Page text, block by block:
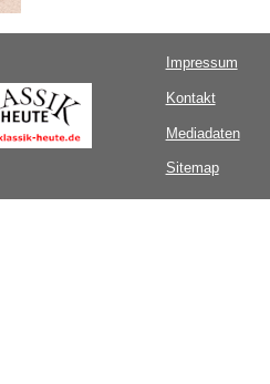
Impressum
Kontakt
Mediadaten
Sitemap